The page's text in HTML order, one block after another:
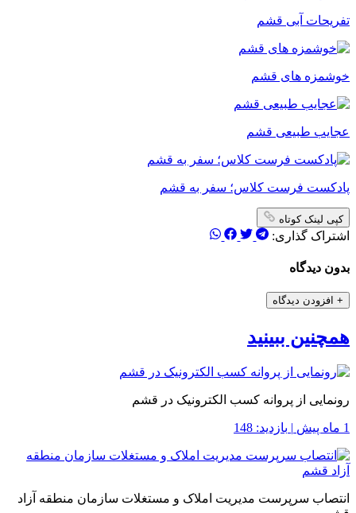
تفریحات آبی قشم
خوشمزه های قشم
عجایب طبیعی قشم
پادکست فرست کلاس؛ سفر به قشم
کپی لینک کوتاه
اشتراک گذاری:
بدون دیدگاه
+ افزودن دیدگاه
همچنین ببینید
رونمایی از پروانه کسب الکترونیک در قشم
1 ماه پیش | بازدید: 148
انتصاب سرپرست مدیریت املاک و مستغلات سازمان منطقه آزاد